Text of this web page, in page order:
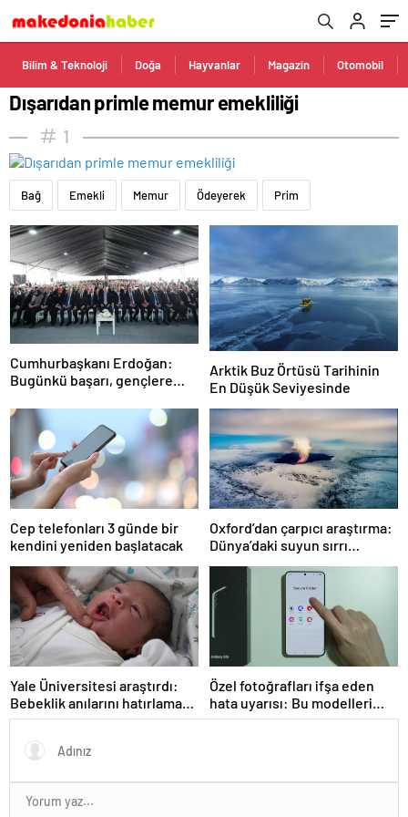
Bilim & Teknoloji Doğa Hayvanlar Magazin Otomobil
Dışarıdan primle memur emekliliği
1
Bağ Emekli Memur Ödeyerek Prim
Cumhurbaşkanı Erdoğan:
Bugünkü başarı, gençlere
zihniyete indirilmiş ağır bir
darbedir
Arktik Buz Örtüsü Tarihinin
En Düşük Seviyesinde
Cep telefonları 3 günde bir
kendini yeniden başlatacak
Oxford’dan çarpıcı araştırma:
Dünya’daki suyun sırrı
çözüldü
Yale Üniversitesi araştırdı:
Bebeklik anılarını hatırlamak
mümkün mü? Sonuçlar
Özel fotoğrafları ifşa eden
hata uyarısı: Bu modelleri
kullanıyorsanız dikkat